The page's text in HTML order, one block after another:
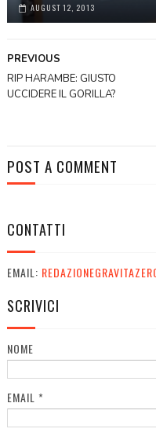
AUGUST 12, 2013
PREVIOUS
RIP HARAMBE: GIUSTO
UCCIDERE IL GORILLA?
POST A COMMENT
CONTATTI
EMAIL:
SCRIVICI
NOME
EMAIL *